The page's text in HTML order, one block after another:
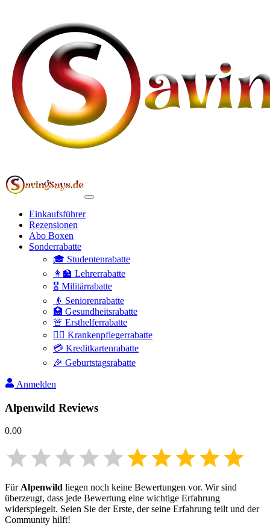
Einkaufsführer
Rezensionen
Abo Boxen
Sonderrabatte
🎓 Studentenrabatte
👩‍🏫 Lehrerrabatte
🎖️ Militärrabatte
👴 Seniorenrabatte
🏥 Gesundheitsrabatte
🚨 Ersthelferrabatte
👩‍⚕️ Krankenpflegerrabatte
💳 Kreditkartenrabatte
🎉 Geburtstagsrabatte
Anmelden
Alpenwild Reviews
0.00
FürAlpenwild liegen noch keine Bewertungen vor. Wir sind
überzeugt, dass jede Bewertung eine wichtige Erfahrung
widerspiegelt. Seien Sie der Erste, der seine Erfahrung teilt und der
Community hilft!